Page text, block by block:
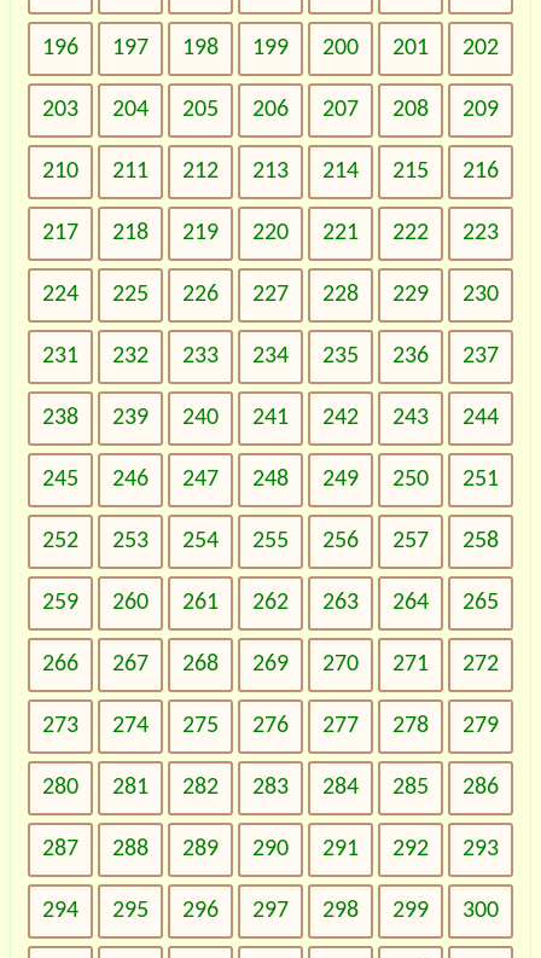
196 197 198 199 200 201 202
203 204 205 206 207 208 209
210 211 212 213 214 215 216
217 218 219 220 221 222 223
224 225 226 227 228 229 230
231 232 233 234 235 236 237
238 239 240 241 242 243 244
245 246 247 248 249 250 251
252 253 254 255 256 257 258
259 260 261 262 263 264 265
266 267 268 269 270 271 272
273 274 275 276 277 278 279
280 281 282 283 284 285 286
287 288 289 290 291 292 293
294 295 296 297 298 299 300